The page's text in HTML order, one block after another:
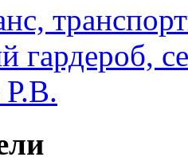
гардероб,
Р.В.